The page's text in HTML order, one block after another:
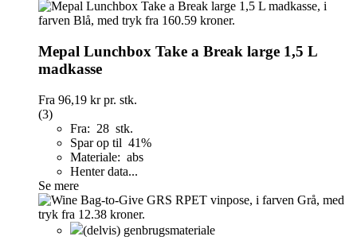
Mepal Lunchbox Take a Break large 1,5 L
madkasse
Fra 96,19 krpr. stk.
(3)
Fra: 28 stk.
Spar op til 41%
Materiale: abs
Henter data...
Se mere
(delvis) genbrugsmateriale